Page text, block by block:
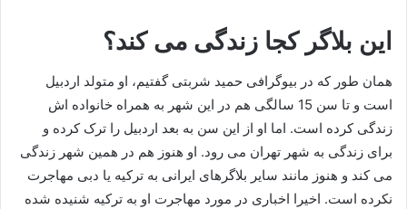
این بلاگر کجا زندگی می کند؟
همان طور که در بیوگرافی حمید شربتی گفتیم، او متولد اردبیل
است و تا سن 15 سالگی هم در این شهر به همراه خانواده اش
زندگی کرده است. اما او از این سن به بعد اردبیل را ترک کرده و
برای زندگی به شهر تهران می رود. او هنوز هم در همین شهر زندگی
می کند و هنوز مانند سایر بلاگرهای ایرانی به ترکیه یا دبی مهاجرت
نکرده است. اخیرا اخباری در مورد مهاجرت او به ترکیه شنیده شده